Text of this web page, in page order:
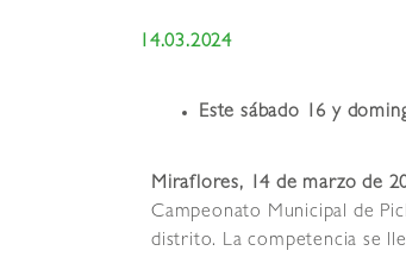
14.03.2024
Este sábado 16 y
Miraflores, 14 de marzo de
Campeonato Municipal de
distrito. La competencia se